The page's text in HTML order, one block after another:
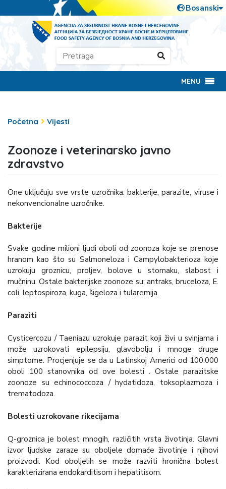
MENU
Početna Vijesti
Zoonoze i veterinarsko javno
zdravstvo
One uključuju sve vrste uzročnika: bakterije, parazite, viruse i
nekonvencionalne uzročnike.
Bakterije
Svake godine milioni ljudi oboli od zoonoza koje se prenose
hranom kao što su Salmoneloza i Campylobakterioza koje
uzrokuju groznicu, proljev, bolove u stomaku, slabost i
mučninu. Ostale bakterijske zoonoze su: antraks, bruceloza, E.
coli, leptospiroza, kuga, šigeloza i tularemija.
Paraziti
Cysticercozu / Taeniazu uzrokuje parazit koji živi u svinjama i
može uzrokovati epilepsiju, glavobolju i mnoge druge
simptome. Procjenjuje se da u Latinskoj Americi od 100.000
oboli 100 stanovnika od ove bolesti . Ostale parazitske
zoonoze su echinococcoza / hydatidoza, toksoplazmoza i
trematodoza.
Bolesti uzrokovane rikecijama
Q-groznica je bolest mnogih, različitih vrsta životinja. Glavni
izvor ljudske zaraze su oboljele domaće životinje i njihovi
proizvodi. Kod oboljelih se može razviti hronična bolest
karakterizirana endokarditisom i hepatitisom.